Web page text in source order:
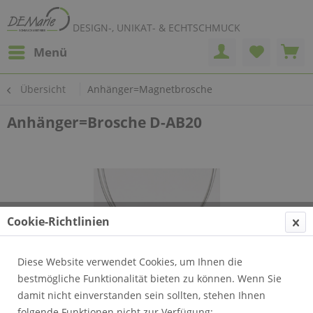
DESIGN-, UNIKAT- & ECHTSCHMUCK
Menü
Übersicht Anhänger=Magnetbrosche
Anhänger=Brosche D-AB20
Cookie-Richtlinien
Diese Website verwendet Cookies, um Ihnen die
bestmögliche Funktionalität bieten zu können. Wenn Sie
damit nicht einverstanden sein sollten, stehen Ihnen